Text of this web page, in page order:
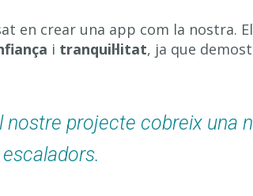
en crear una app com la nostra.
i tranquil·litat, ja que
projecte cobreix una